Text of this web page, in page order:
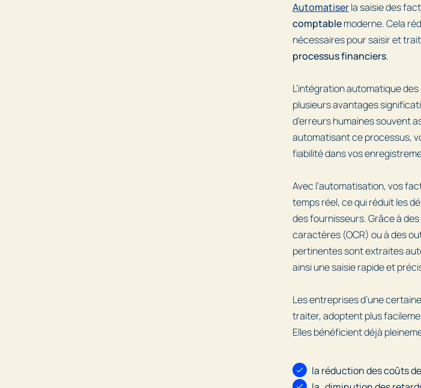
Automatiserla saisie des
comptablemoderne. Cela
nécessaires pour saisir et
processus financiers.
L’intégration automatique des
plusieurs avantages
d’erreurs humaines souvent
automatisant ce processus,
fiabilité dans vos
Avec l’automatisation, vos
temps réel, ce qui réduit les
des fournisseurs. Grâce à
caractères (OCR) ou à des
pertinentes sont extraites
ainsi une saisie rapide et
Les entreprises d’une
traiter, adoptent plus
Elles bénéficient déjà
la réduction des coûts